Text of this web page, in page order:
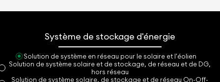
Système de stockage d'énergie
Solution de système en réseau pour le solaire et l'éolien
Solution de système solaire et de stockage, de réseau et de DG,
hors réseau
Solution de système solaire, de stockage et de réseau On-Off-